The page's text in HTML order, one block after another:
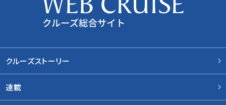
クルーズストーリー
連載